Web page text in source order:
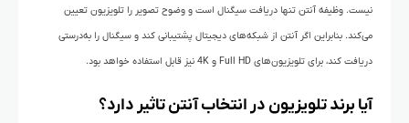
نیست. وظیفه آنتن تنها دریافت سیگنال است و وضوح تصویر را تلویزیون تعیین
می‌کند. بنابراین اگر آنتن از شبکه‌های دیجیتال پشتیبانی کند و سیگنال را به‌درستی
دریافت کند، برای تلویزیون‌های Full HD و 4K نیز قابل استفاده خواهد بود.
آیا برند تلویزیون در انتخاب آنتن تاثیر دارد؟